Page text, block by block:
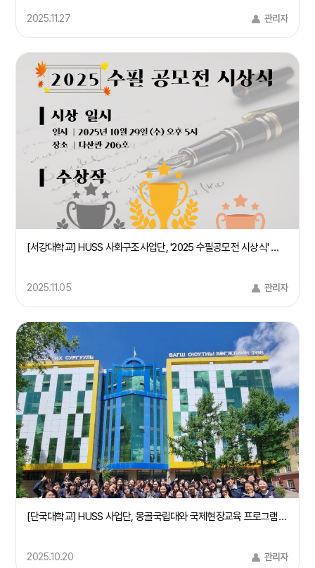
2025.11.27 관리자
[서강대학교] HUSS 사회구조사업단, '2025 수필공모전 시상식' 개최(25.10.29)
2025.11.05 관리자
[단국대학교] HUSS 사업단, 몽골국립대와 국제현장교육 프로그램 성료
2025.10.20 관리자